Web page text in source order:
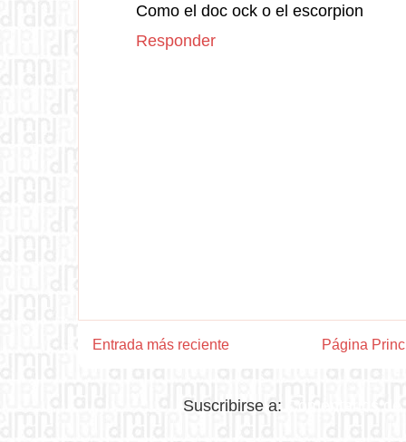
Como el doc ock o el escorpion
Responder
Entrada más reciente Página
Suscribirse a: